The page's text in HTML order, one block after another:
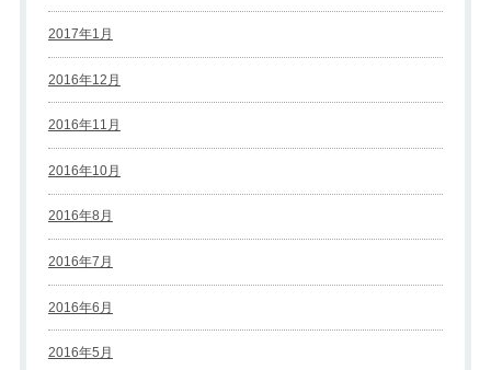
2017年1月
2016年12月
2016年11月
2016年10月
2016年8月
2016年7月
2016年6月
2016年5月